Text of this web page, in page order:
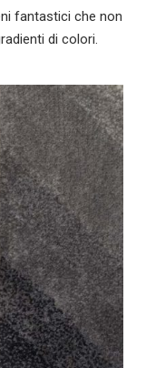
fantastici che non
di colori.